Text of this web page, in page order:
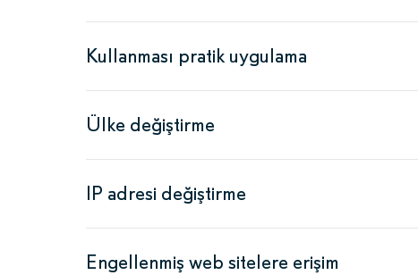
Kullanması pratik uygulama
Ülke değiştirme
IP adresi değiştirme
Engellenmiş web sitelere erişim